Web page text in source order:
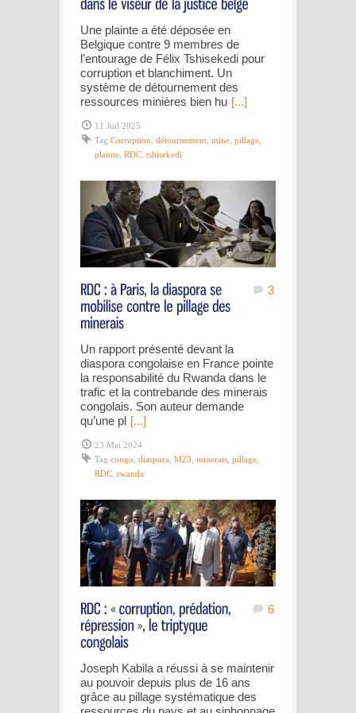
Une plainte a été déposée en
Belgique contre 9 membres de
l’entourage de Félix Tshisekedi pour
corruption et blanchiment. Un
système de détournement des
ressources minières bien hu [...]
11 Juil 2025
Tag Corruption détournement mine pillage
plainte RDC tshisekedi
3
Un rapport présenté devant la
diaspora congolaise en France pointe
la responsabilité du Rwanda dans le
trafic et la contrebande des minerais
congolais. Son auteur demande
qu’une pl [...]
23 Mai 2024
Tag congo diaspora M23 minerais pillage
RDC rwanda
6
Joseph Kabila a réussi à se maintenir
au pouvoir depuis plus de 16 ans
grâce au pillage systématique des